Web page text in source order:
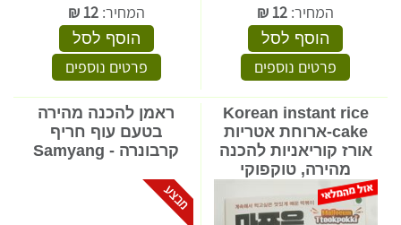
המחיר: 12
₪
הוסף לסל
פרטים נוספים
המחיר:12
₪
הוסף לסל
פרטים נוספים
Korean instant rice
cake-ארוחת אטריות
אורז קוריאניות להכנה
מהירה, טוקפוקי
ראמן להכנה מהירה
בטעם עוף חריף
קרבונרה - Samyang